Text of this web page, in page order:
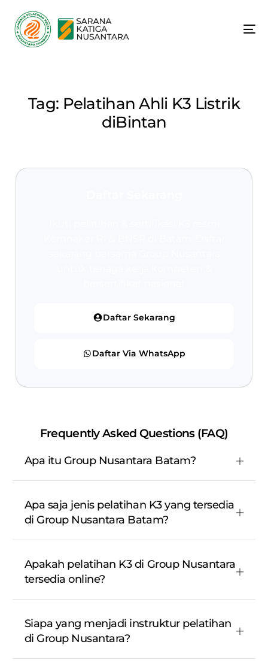
Tag: Pelatihan Ahli K3 Listrik
diBintan
Daftar Sekarang
Daftar Via WhatsApp
Frequently Asked Questions (FAQ)
Apa itu Group Nusantara Batam?
Apa saja jenis pelatihan K3 yang tersedia
di Group Nusantara Batam?
Apakah pelatihan K3 di Group Nusantara
tersedia online?
Siapa yang menjadi instruktur pelatihan
di Group Nusantara?